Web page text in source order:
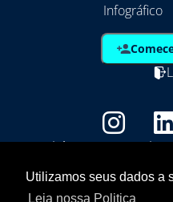
Utilizamos seus dados a
Leia nossa Politica
Infográfico
Copyright - Marca
21.792.257/0001/01